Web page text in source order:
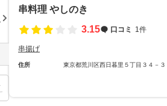
串料理 やしのき
3.15
口コミ 1件
串揚げ
住所 東京都荒川区西日暮里５丁目３４－３